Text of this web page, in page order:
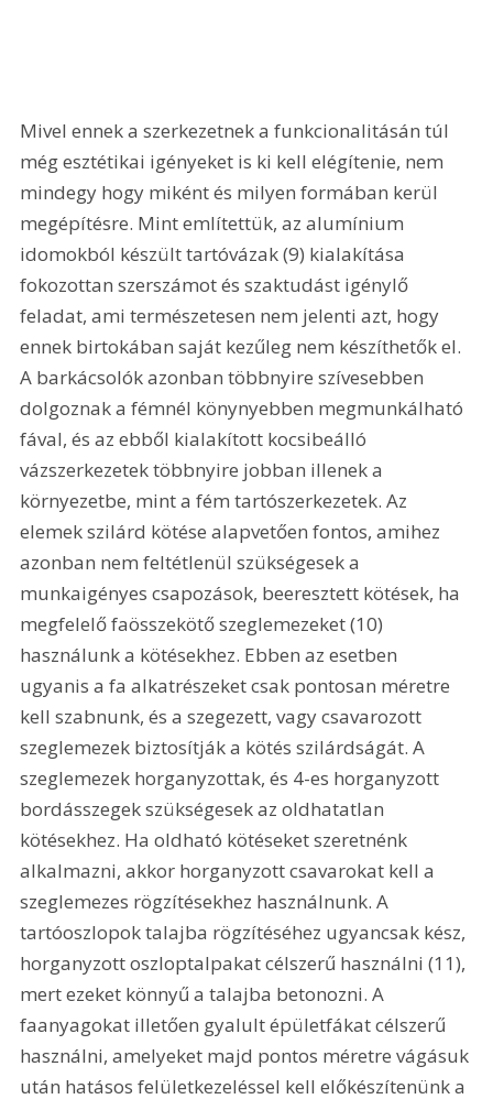
Mivel ennek a szerkezetnek a funkcionalitásán túl
még esztétikai igényeket is ki kell elégítenie, nem
mindegy hogy miként és milyen formában kerül
megépítésre. Mint említettük, az alumínium
idomokból készült tartóvázak (9) kialakítása
fokozottan szerszámot és szaktudást igénylő
feladat, ami természetesen nem jelenti azt, hogy
ennek birtokában saját kezűleg nem készíthetők el.
A barkácsolók azonban többnyire szívesebben
dolgoznak a fémnél könynyebben megmunkálható
fával, és az ebből kialakított kocsibeálló
vázszerkezetek többnyire jobban illenek a
környezetbe, mint a fém tartószerkezetek. Az
elemek szilárd kötése alapvetően fontos, amihez
azonban nem feltétlenül szükségesek a
munkaigényes csapozások, beeresztett kötések, ha
megfelelő faösszekötő szeglemezeket (10)
használunk a kötésekhez. Ebben az esetben
ugyanis a fa alkatrészeket csak pontosan méretre
kell szabnunk, és a szegezett, vagy csavarozott
szeglemezek biztosítják a kötés szilárdságát. A
szeglemezek horganyzottak, és 4-es horganyzott
bordásszegek szükségesek az oldhatatlan
kötésekhez. Ha oldható kötéseket szeretnénk
alkalmazni, akkor horganyzott csavarokat kell a
szeglemezes rögzítésekhez használnunk. A
tartóoszlopok talajba rögzítéséhez ugyancsak kész,
horganyzott oszloptalpakat célszerű használni (11),
mert ezeket könnyű a talajba betonozni. A
faanyagokat illetően gyalult épületfákat célszerű
használni, amelyeket majd pontos méretre vágásuk
után hatásos felületkezeléssel kell előkészítenünk a